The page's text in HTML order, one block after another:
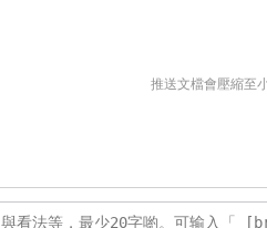
推送文檔會壓縮至